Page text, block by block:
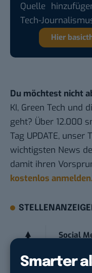
Smarter
Quelle
Tech-
Hier
Du möchtest nicht
KI, Green Tech und
geht? Über 12.000
Tag UPDATE, unser
wichtigsten News
damit ihren
kostenlos anmelden.
Social